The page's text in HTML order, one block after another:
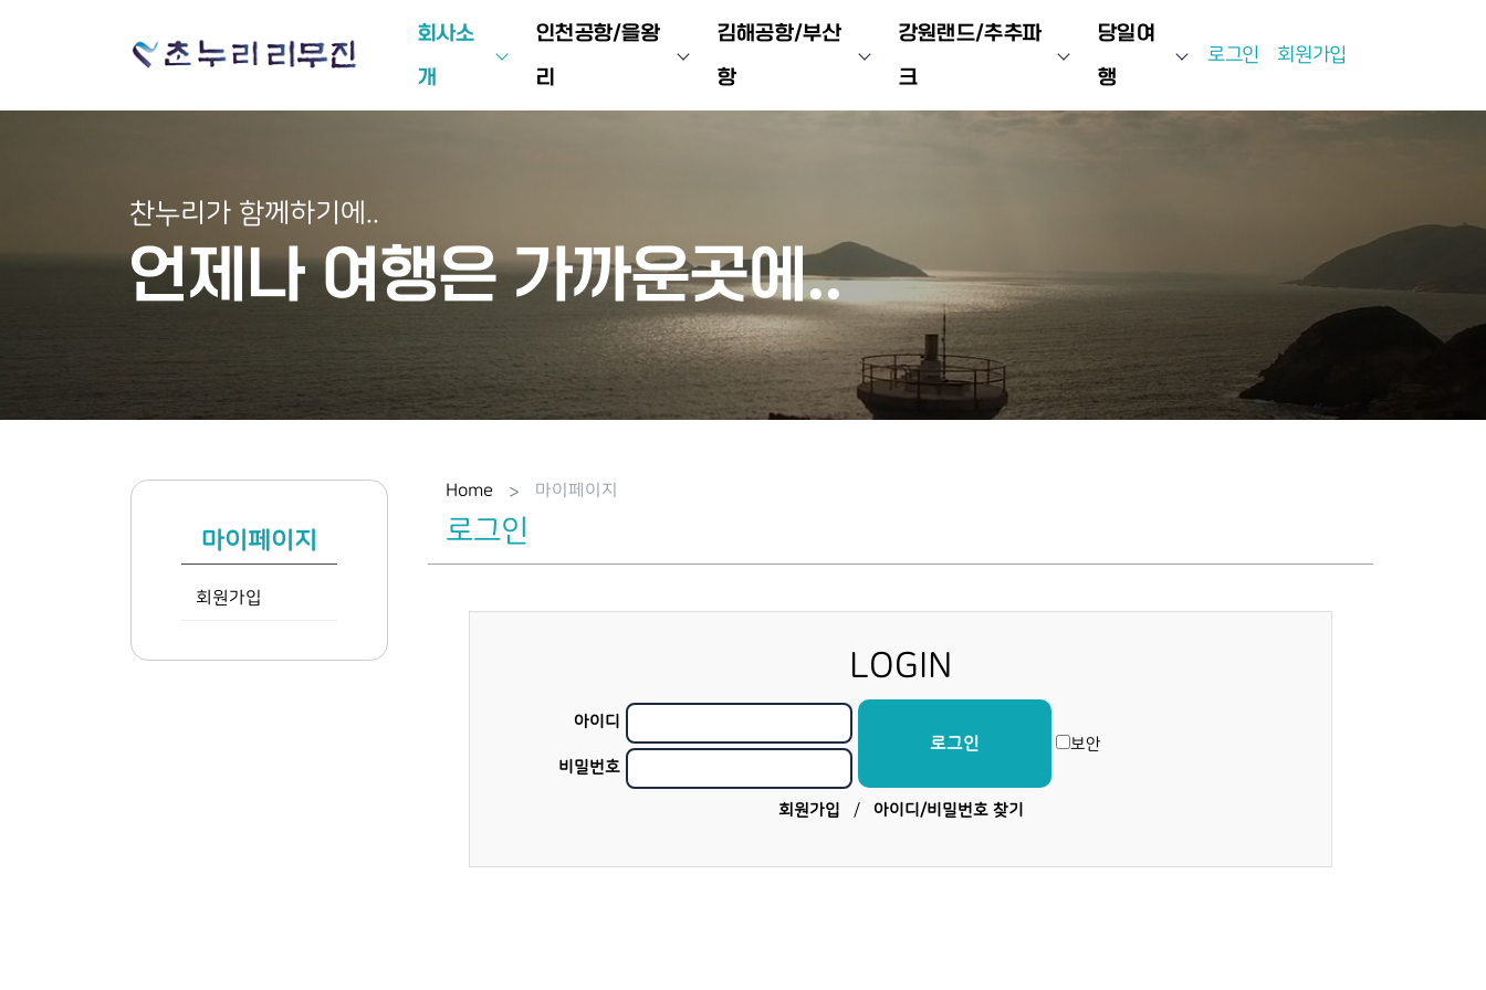
회사소
개
인천공항/을왕
리
김해공항/부산
항
강원랜드/추추파
크
당일여
행
로그인 회원가입
언제나 여행은 가까운곳에..
찬누리가 함께하기에..
마이페이지
회원가입
Home 마이페이지
로그인
LOGIN
아이디
비밀번호
보안
회원가입 / 아이디/비밀번호 찾기